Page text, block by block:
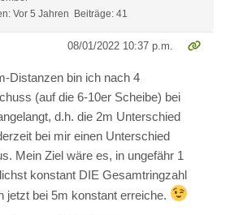
Vor 5 Jahren
Beiträge: 41
08/01/2022 10:37 p.m.
Distanzen bin ich nach 4
(auf die 6-10er Scheibe) bei
d.h. die 2m Unterschied
bei mir einen Unterschied
Mein Ziel wäre es, in ungefähr 1
konstant DIE Gesamtringzahl
jetzt bei 5m konstant erreiche.